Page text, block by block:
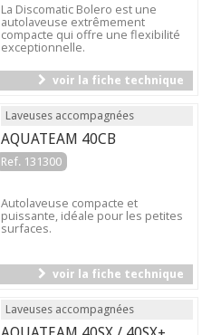
La Discomatic Bolero est une
autolaveuse extrêmement
compacte qui offre une flexibilité
exceptionnelle.
voir la fiche technique
Laveuses accompagnées
AQUATEAM 40CB
Ref. 131300
Autolaveuse compacte et
puissante, idéale pour les petites
surfaces.
voir la fiche technique
Laveuses accompagnées